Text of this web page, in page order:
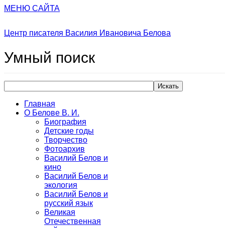
МЕНЮ САЙТА
Центр писателя Василия Ивановича Белова
Умный поиск
Искать
Главная
О Белове В. И.
Биография
Детские годы
Творчество
Фотоархив
Василий Белов и
кино
Василий Белов и
экология
Василий Белов и
русский язык
Великая
Отечественная